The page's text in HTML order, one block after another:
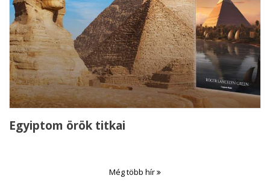
Egyiptom örök titkai
Még több hír